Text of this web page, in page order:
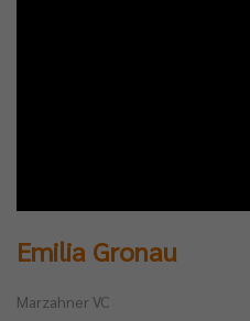
Emilia Gronau
Marzahner VC